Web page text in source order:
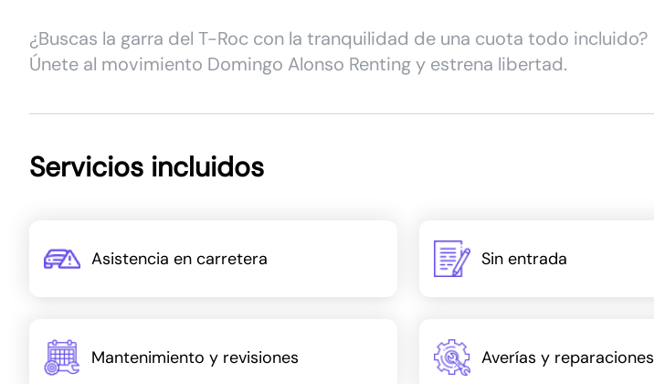
¿Buscas la garra del T-Roc con la tranquilidad de una cuota todo incluido?
Únete al movimiento Domingo Alonso Renting y estrena libertad.
Servicios incluidos
Asistencia en carretera Sin entrada
Mantenimiento y revisiones Averías y reparaciones